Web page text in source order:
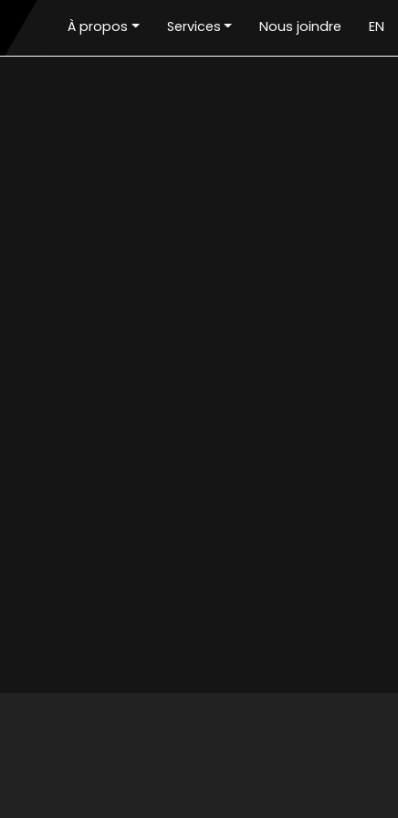
À propos Services Nous joindre EN